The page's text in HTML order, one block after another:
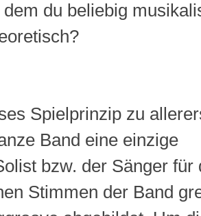
du beliebig
Spielprinzip zu
Band eine einzige
bzw. der Sänger für
Stimmen der Band